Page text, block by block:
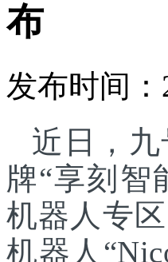
布
发布时间：
近日，
牌“享刻智
机器人专
机器人